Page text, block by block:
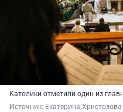
Католики отметили один из
Источник: Екатерина Христозова